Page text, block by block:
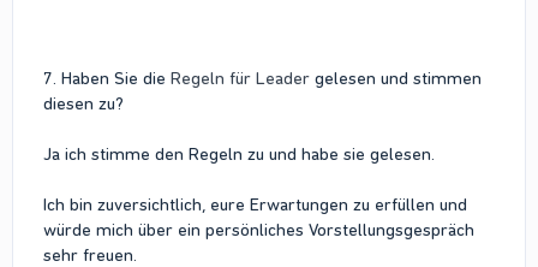
7. Haben Sie die Regeln für Leader gelesen und stimmen
diesen zu?
Ja ich stimme den Regeln zu und habe sie gelesen.
Ich bin zuversichtlich, eure Erwartungen zu erfüllen und
würde mich über ein persönliches Vorstellungsgespräch
sehr freuen.